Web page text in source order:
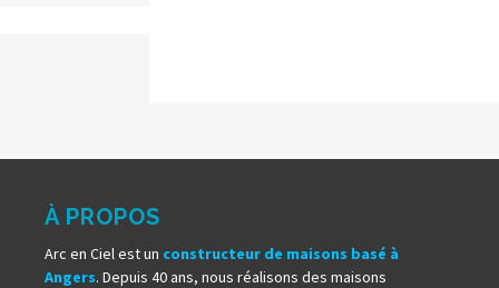
À PROPOS
Arc en Ciel est un constructeur de maisons basé à
Angers. Depuis 40 ans, nous réalisons des maisons